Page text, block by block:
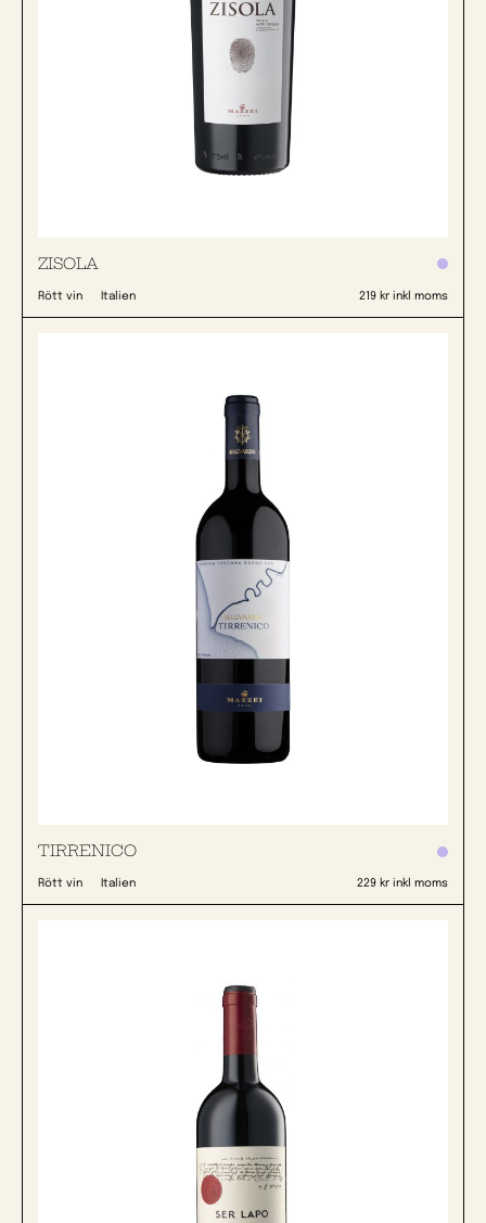
ZISOLA
Rött vin Italien 219 kr inkl moms
TIRRENICO
Rött vin Italien 229 kr inkl moms